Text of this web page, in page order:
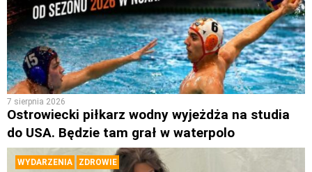
7 sierpnia 2026
Ostrowiecki piłkarz wodny wyjeżdża na studia
do USA. Będzie tam grał w waterpolo
WYDARZENIA ZDROWIE